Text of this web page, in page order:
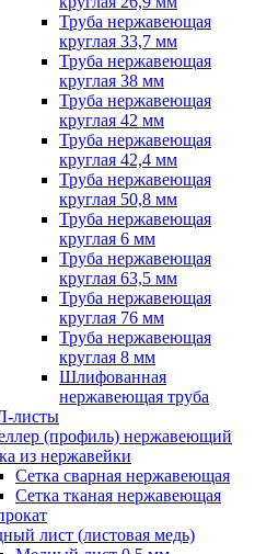
Труба нержавеющая
круглая 33,7 мм
Труба нержавеющая
круглая 38 мм
Труба нержавеющая
круглая 42 мм
Труба нержавеющая
круглая 42,4 мм
Труба нержавеющая
круглая 50,8 мм
Труба нержавеющая
круглая 6 мм
Труба нержавеющая
круглая 63,5 мм
Труба нержавеющая
круглая 76 мм
Труба нержавеющая
круглая 8 мм
Шлифованная
нержавеющая труба
листы
(профиль) нержавеющий
из нержавейки
Сетка сварная нержавеющая
Сетка тканая нержавеющая
лист (листовая медь)